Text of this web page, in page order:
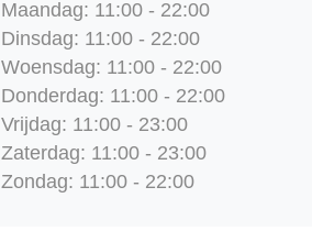
Maandag: 11:00 - 22:00
Dinsdag: 11:00 - 22:00
Woensdag: 11:00 - 22:00
Donderdag: 11:00 - 22:00
Vrijdag: 11:00 - 23:00
Zaterdag: 11:00 - 23:00
Zondag: 11:00 - 22:00